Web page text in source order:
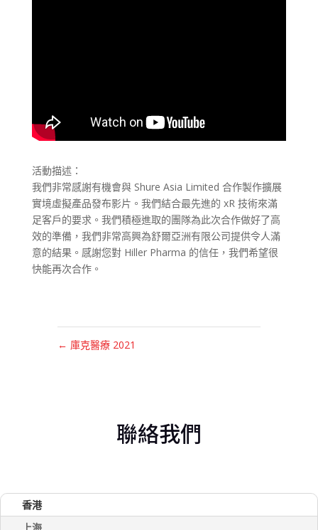
活動描述：
我們非常感謝有機會與 Shure Asia Limited 合作製作擴展
實境虛擬產品發布影片。我們結合最先進的 xR 技術來滿
足客戶的要求。我們積極進取的團隊為此次合作做好了高
效的準備，我們非常高興為舒爾亞洲有限公司提供令人滿
意的結果。感謝您對 Hiller Pharma 的信任，我們希望很
快能再次合作。
← 庫克醫療 2021
聯絡我們
香港